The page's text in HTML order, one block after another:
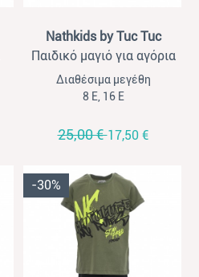
Nathkids by Tuc Tuc
Παιδικό μαγιό για αγόρια
Nathkids all over print
Διαθέσιμα μεγέθη
8 Ε, 16 Ε
25,00 €17,50 €
-30%